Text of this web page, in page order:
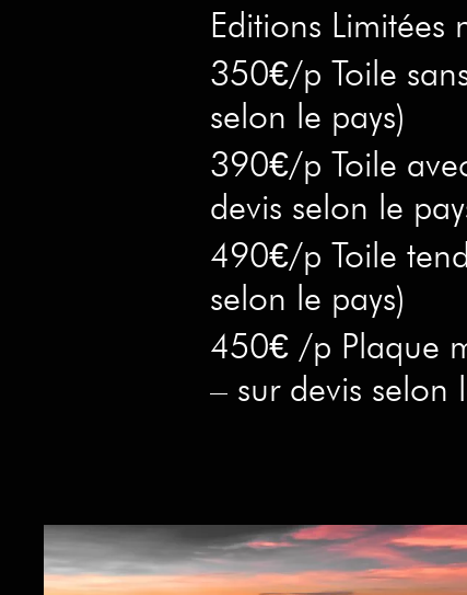
Editions Limitées
350€/p Toile
selon le pays)
390€/p Toile
devis selon le
490€/p Toile
selon le pays)
450€ /p Plaque
– sur devis selon